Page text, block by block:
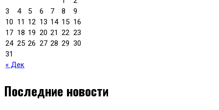
« Дек
3
4 5 6 7 8
9
10 11 12 13 14 15 16
17 18 19 20 21 22 23
24 25 26 27 28 29 30
31
Последние новости